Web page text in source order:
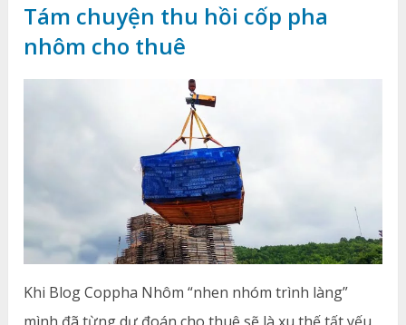
Tám chuyện thu hồi cốp pha
nhôm cho thuê
Khi Blog Coppha Nhôm “nhen nhóm trình làng”